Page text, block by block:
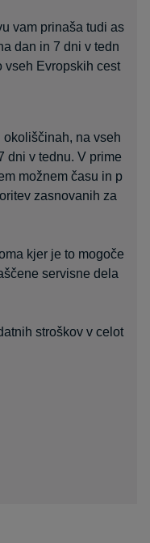
vam prinaša tudi as
dan in 7 dni v tedn
vseh Evropskih cest
na vseh
dni v tednu. V prime
možnem času in p
zasnovanih za
kjer je to mogoče
servisne dela
stroškov v celot